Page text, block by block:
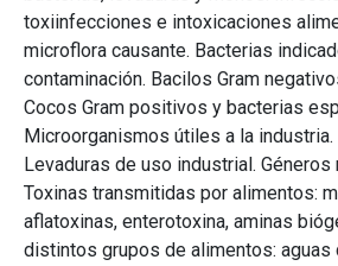
toxiinfecciones e intoxicaciones
microflora causante. Bacterias
contaminación. Bacilos Gram
Cocos Gram positivos y bacterias
Microorganismos útiles a la
Levaduras de uso industrial.
Toxinas transmitidas por alimentos:
aflatoxinas, enterotoxina, aminas
distintos grupos de alimentos: aguas